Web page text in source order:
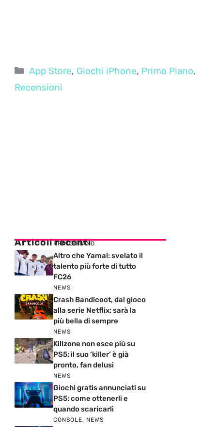
Categorie
App Store, Giochi iPhone, Primo Piano,
Recensioni
Articoli recenti
PRIMO PIANO
Altro che Yamal: svelato il
talento più forte di tutto
FC26
NEWS
Crash Bandicoot, dal gioco
alla serie Netflix: sarà la
più bella di sempre
NEWS
Killzone non esce più su
PS5: il suo ‘killer’ è già
pronto, fan delusi
NEWS
Giochi gratis annunciati su
PS5: come ottenerli e
quando scaricarli
CONSOLE, NEWS